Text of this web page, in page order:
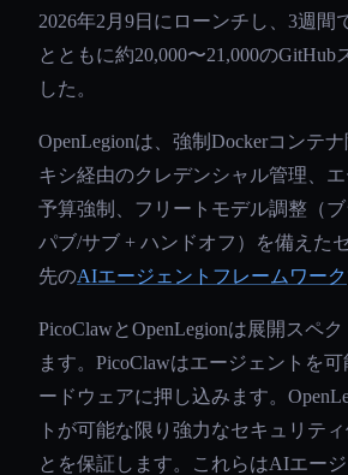
2026年2月9日にローンチし、3週間
とともに約20,000〜21,000のGitHub
した。
OpenLegionは、強制Dockerコンテ
キシ経由のクレデンシャル管理、
予算強制、フリートモデル調整（
パブ/サブ + ハンドオフ）を備えた
先のAIエージェントフレームワーク
PicoClawとOpenLegionは展開スペ
ます。PicoClawはエージェントを
ードウェアに押し込みます。
トが可能な限り強力なセキュリテ
とを保証します。これらはAIエー